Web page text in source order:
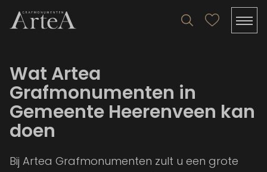
Wat Artea
Grafmonumenten in
Gemeente Heerenveen kan
doen
Bij Artea Grafmonumenten zult u een grote